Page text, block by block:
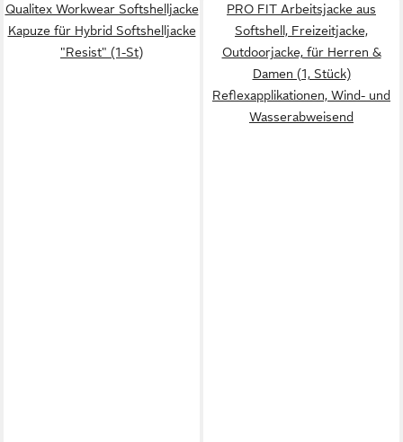
Qualitex Workwear Softshelljacke
Kapuze für Hybrid Softshelljacke
"Resist" (1-St)
PRO FIT Arbeitsjacke aus
Softshell, Freizeitjacke,
Outdoorjacke, für Herren &
Damen (1, Stück)
Reflexapplikationen, Wind- und
Wasserabweisend